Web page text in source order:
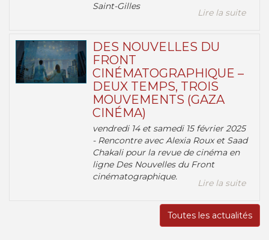
Saint-Gilles
Lire la suite
DES NOUVELLES DU
FRONT
CINÉMATOGRAPHIQUE –
DEUX TEMPS, TROIS
MOUVEMENTS (GAZA
CINÉMA)
vendredi 14 et samedi 15 février 2025
- Rencontre avec Alexia Roux et Saad
Chakali pour la revue de cinéma en
ligne Des Nouvelles du Front
cinématographique.
Lire la suite
Toutes les actualités